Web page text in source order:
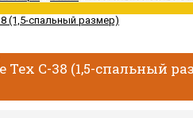
Tex C-38 (1,5-спальный